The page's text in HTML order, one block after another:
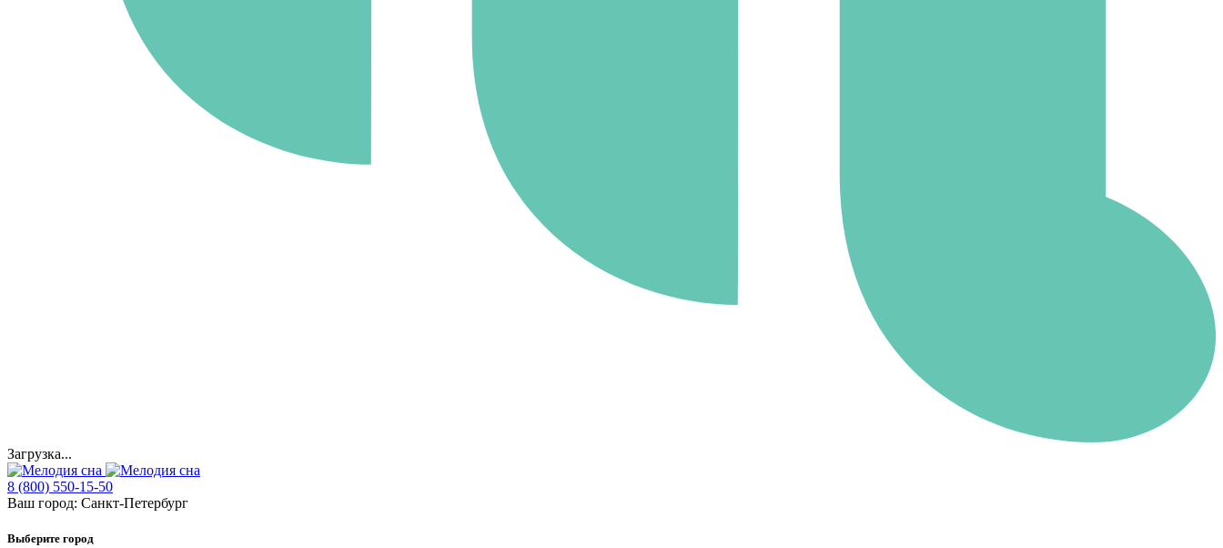
Загрузка...
8 (800) 550-15-50
Ваш город: Санкт-Петербург
Выберите город